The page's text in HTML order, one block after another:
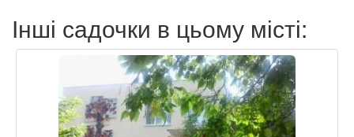
Інші садочки в цьому місті: